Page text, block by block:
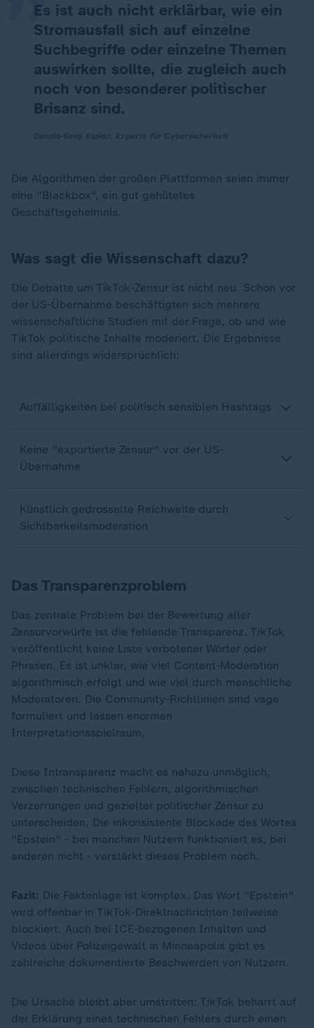
Es ist auch nicht erklärbar, wie ein
Stromausfall sich auf einzelne
Suchbegriffe oder einzelne Themen
auswirken sollte, die zugleich auch
noch von besonderer politischer
Brisanz sind.
Die Algorithmen der großen Plattformen seien immer
eine "Blackbox", ein gut gehütetes
Geschäftsgeheimnis.
Was sagt die Wissenschaft dazu?
Die Debatte um TikTok-Zensur ist nicht neu. Schon vor
der US-Übernahme beschäftigten sich mehrere
wissenschaftliche Studien mit der Frage, ob und wie
TikTok politische Inhalte moderiert. Die Ergebnisse
sind allerdings widersprüchlich:
Auffälligkeiten bei politisch sensiblen Hashtags
Keine "exportierte Zensur" vor der US-
Übernahme
Künstlich gedrosselte Reichweite durch
Sichtbarkeitsmoderation
Das Transparenzproblem
Das zentrale Problem bei der Bewertung aller
Zensurvorwürfe ist die fehlende Transparenz. TikTok
veröffentlicht keine Liste verbotener Wörter oder
Phrasen. Es ist unklar, wie viel Content-Moderation
algorithmisch erfolgt und wie viel durch menschliche
Moderatoren. Die Community-Richtlinien sind vage
formuliert und lassen enormen
Interpretationsspielraum.
Diese Intransparenz macht es nahezu unmöglich,
zwischen technischen Fehlern, algorithmischen
Verzerrungen und gezielter politischer Zensur zu
unterscheiden. Die inkonsistente Blockade des Wortes
"Epstein" - bei manchen Nutzern funktioniert es, bei
anderen nicht - verstärkt dieses Problem noch.
Fazit: Die Faktenlage ist komplex. Das Wort "Epstein"
wird offenbar in TikTok-Direktnachrichten teilweise
blockiert. Auch bei ICE-bezogenen Inhalten und
Videos über Polizeigewalt in Minneapolis gibt es
zahlreiche dokumentierte Beschwerden von Nutzern.
Die Ursache bleibt aber umstritten: TikTok beharrt auf
der Erklärung eines technischen Fehlers durch einen